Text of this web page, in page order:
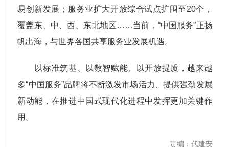
易创新发展；服务业扩大开放综合试点扩围至20个，
覆盖东、中、西、东北地区……当前，“中国服务”正扬
帆出海，与世界各国共享服务业发展机遇。
以标准筑基、以数智赋能、以开放提质，越来越
多“中国服务”品牌将不断激发市场活力、提供强劲发展
新动能，在推进中国式现代化进程中发挥更加关键作
用。
责编：代建安